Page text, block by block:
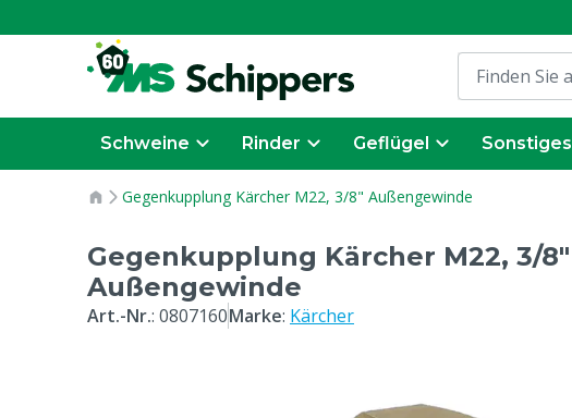
Schweine Rinder Geflügel Sonstiges
Gegenkupplung Kärcher M22, 3/8" Außengewinde
Gegenkupplung Kärcher M22, 3/8"
Außengewinde
Art.-Nr.: 0807160Marke: Kärcher